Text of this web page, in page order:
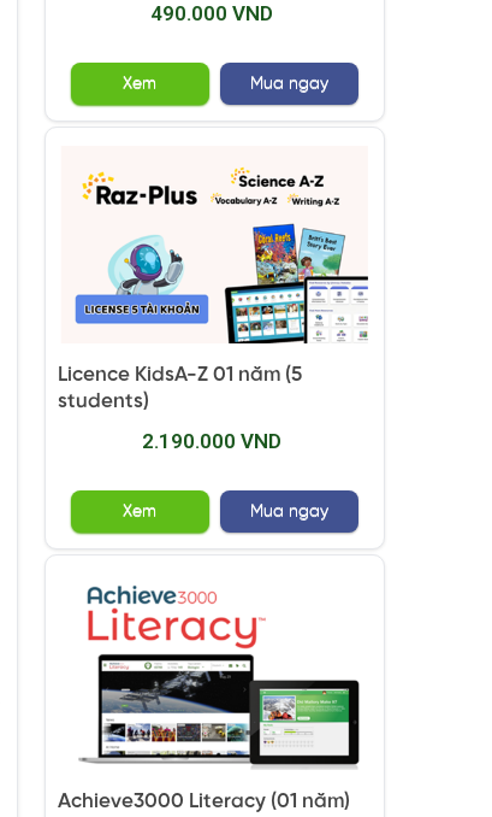
490.000 VND
Xem Mua ngay
Licence KidsA-Z 01 năm (5
students)
2.190.000 VND
Xem Mua ngay
Achieve3000 Literacy (01 năm)